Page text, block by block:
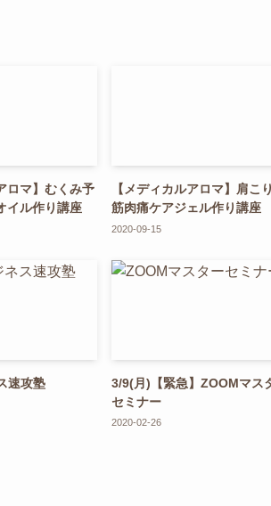
ロマ】むくみ予
イル作り講座
【メディカルアロマ】肩こ
筋肉痛ケアジェル作り講座
2020-09-15
速攻塾
3/9(月)【緊急】ZOOMマス
セミナー
2020-02-26